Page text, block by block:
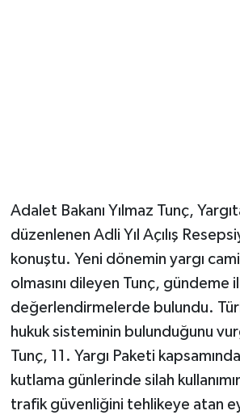
Adalet Bakanı Yılmaz Tunç,
düzenlenen Adli Yıl Açılış
konuştu. Yeni dönemin yargı
olmasını dileyen Tunç, gündeme
değerlendirmelerde bulundu.
hukuk sisteminin bulunduğunu
Tunç, 11. Yargı Paketi
kutlama günlerinde silah
trafik güvenliğini tehlikeye atan
Sonsöz Özel
Spor
Yaşam